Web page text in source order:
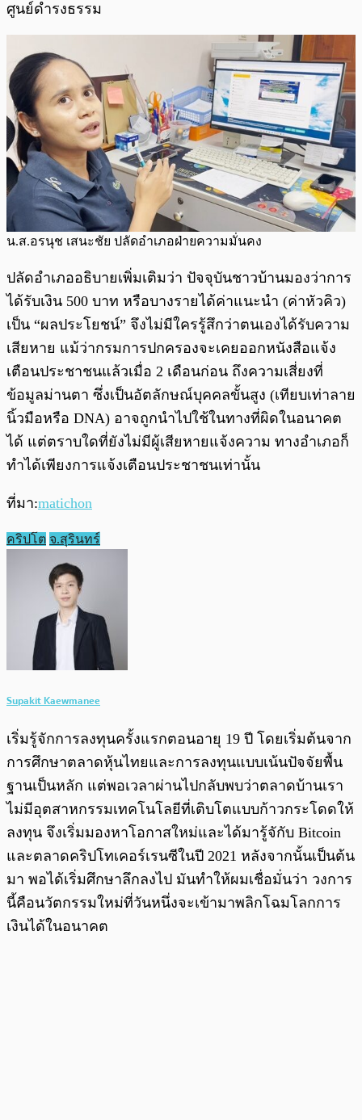
ศูนย์ดำรงธรรม
น.ส.อรนุช เสนะชัย ปลัดอำเภอฝ่ายความมั่นคง
ปลัดอำเภออธิบายเพิ่มเติมว่า ปัจจุบันชาวบ้านมองว่าการ
ได้รับเงิน 500 บาท หรือบางรายได้ค่าแนะนำ (ค่าหัวคิว)
เป็น “ผลประโยชน์” จึงไม่มีใครรู้สึกว่าตนเองได้รับความ
เสียหาย แม้ว่ากรมการปกครองจะเคยออกหนังสือแจ้ง
เตือนประชาชนแล้วเมื่อ 2 เดือนก่อน ถึงความเสี่ยงที่
ข้อมูลม่านตา ซึ่งเป็นอัตลักษณ์บุคคลขั้นสูง (เทียบเท่าลาย
นิ้วมือหรือ DNA) อาจถูกนำไปใช้ในทางที่ผิดในอนาคต
ได้ แต่ตราบใดที่ยังไม่มีผู้เสียหายแจ้งความ ทางอำเภอก็
ทำได้เพียงการแจ้งเตือนประชาชนเท่านั้น
ที่มา:matichon
คริปโต จ.สุรินทร์
Supakit Kaewmanee
เริ่มรู้จักการลงทุนครั้งแรกตอนอายุ 19 ปี โดยเริ่มต้นจาก
การศึกษาตลาดหุ้นไทยและการลงทุนแบบเน้นปัจจัยพื้น
ฐานเป็นหลัก แต่พอเวลาผ่านไปกลับพบว่าตลาดบ้านเรา
ไม่มีอุตสาหกรรมเทคโนโลยีที่เติบโตแบบก้าวกระโดดให้
ลงทุน จึงเริ่มมองหาโอกาสใหม่และได้มารู้จักับ Bitcoin
และตลาดคริปโทเคอร์เรนซีในปี 2021 หลังจากนั้นเป็นต้น
มา พอได้เริ่มศึกษาลึกลงไป มันทำให้ผมเชื่อมั่นว่า วงการ
นี้คือนวัตกรรมใหม่ที่วันหนึ่งจะเข้ามาพลิกโฉมโลกการ
เงินได้ในอนาคต